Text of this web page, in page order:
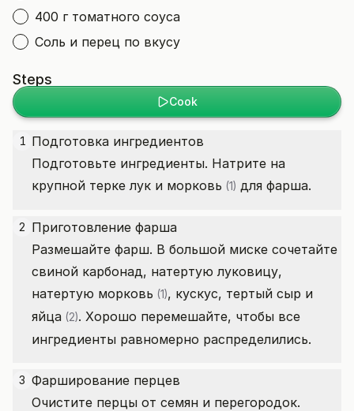
400 г томатного соуса
Соль и перец по вкусу
Steps
Cook
1 Подготовка ингредиентов
Подготовьте ингредиенты. Натрите на
крупной терке лук и морковь (1) для фарша.
2 Приготовление фарша
Размешайте фарш. В большой миске сочетайте
свиной карбонад, натертую луковицу,
натертую морковь (1), кускус, тертый сыр и
яйца (2). Хорошо перемешайте, чтобы все
ингредиенты равномерно распределились.
3 Фарширование перцев
Очистите перцы от семян и перегородок.